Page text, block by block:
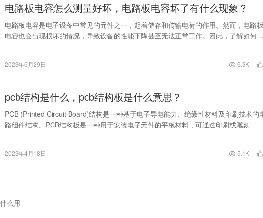
电路板电容怎么测量好坏，电路板电容坏了有什么现象？
电路板电容是电子设备中常见的元件之一，起着储存和传输电荷的作用。然而，电路板
电容也会出现损坏的情况，导致设备的性能下降甚至无法正常工作。因此，了解如何测
2023年6月29日 6.3K
pcb结构是什么，pcb结构板是什么意思？
PCB (Printed Circuit Board)结构是一种基于电子导电能力、绝缘性材料及印刷技术的
路组件结构。PCB结构板是一种用于安装电子元件的平板材料，可通过印刷或雕刻…
2023年4月18日 5.1K
么用